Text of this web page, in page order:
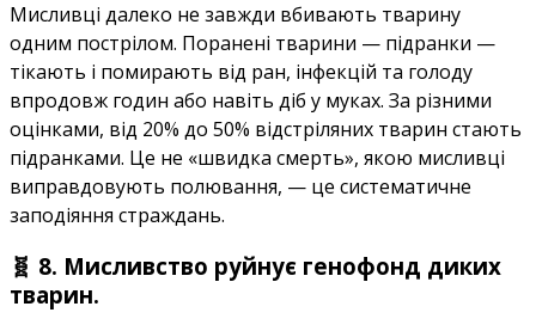
Мисливці далеко не завжди вбивають тварину
одним пострілом. Поранені тварини — підранки —
тікають і помирають від ран, інфекцій та голоду
впродовж годин або навіть діб у муках. За різними
оцінками, від 20% до 50% відстріляних тварин стають
підранками. Це не «швидка смерть», якою мисливці
виправдовують полювання, — це систематичне
заподіяння страждань.
🧬 8. Мисливство руйнує генофонд диких
тварин.